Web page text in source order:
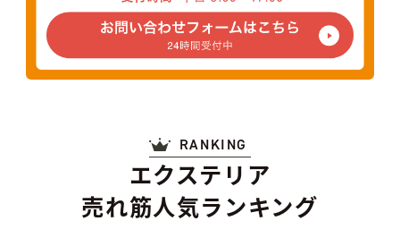
エクステリア
売れ筋人気ランキング
RANKING